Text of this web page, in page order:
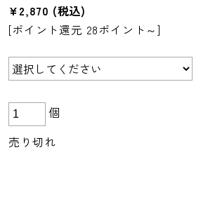
¥2,870 (税込)
[ポイント還元 28ポイント～]
個
売り切れ